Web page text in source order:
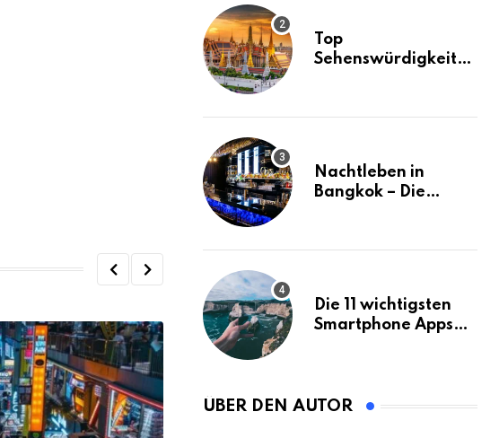
Top
Sehenswürdigkeiten
(mit Karte)
Nachtleben in
Bangkok – Die
Die 11 wichtigsten
Smartphone Apps
ÜBER DEN AUTOR